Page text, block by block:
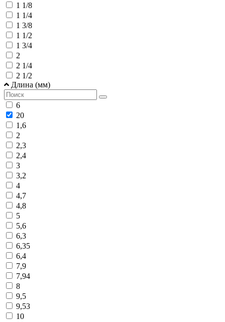
1 1/8
1 1/4
1 3/8
1 1/2
1 3/4
2
2 1/4
2 1/2
Длина (мм)
6
20
1,6
2
2,3
2,4
3
3,2
4
4,7
4,8
5
5,6
6,3
6,35
6,4
7,9
7,94
8
9,5
9,53
10